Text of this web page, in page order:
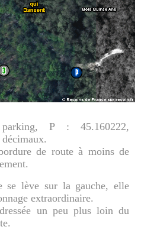
parking, P : 45.160222,
de route à moins de
se lève sur la gauche, elle
extraordinaire.
un peu plus loin du